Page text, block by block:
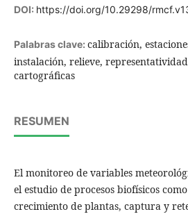
DOI: https://doi.org/10.29298/
Palabras clave: calibración,
instalación, relieve,
cartográficas
RESUMEN
El monitoreo de variables
el estudio de procesos biofísicos
crecimiento de plantas, captura y